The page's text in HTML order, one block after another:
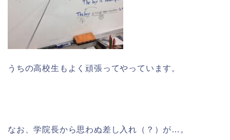
うちの高校生もよく頑張ってやっています。
なお、学院長から思わぬ差し入れ（？）が…。